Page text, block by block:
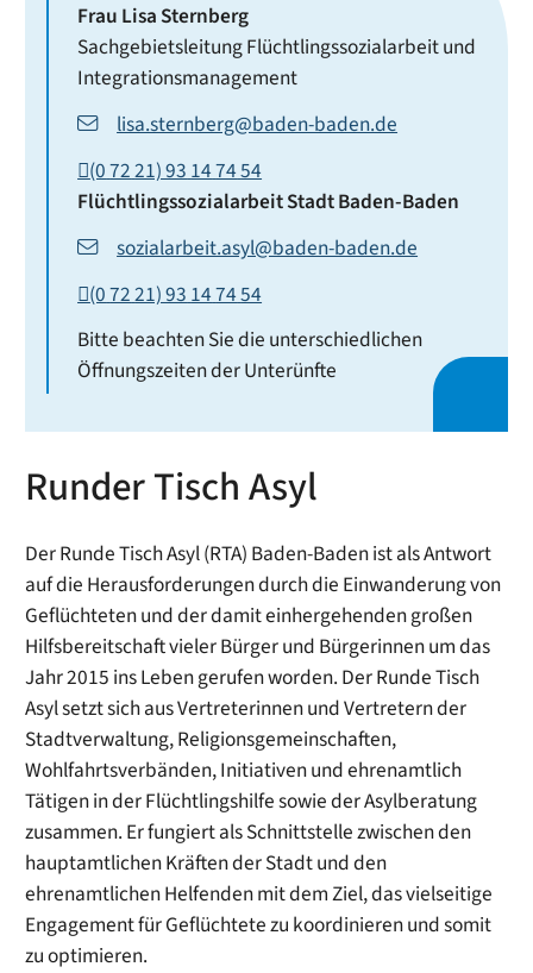
Frau LisaSternberg
Sachgebietsleitung Flüchtlingssozialarbeit und
Integrationsmanagement
lisa.sternberg@baden-baden.de
(07221) 93 147454
FlüchtlingssozialarbeitStadt Baden-Baden
sozialarbeit.asyl@baden-baden.de
(07221) 93 147454
Bitte beachten Sie die unterschiedlichen
Öffnungszeiten der Unterünfte
Runder Tisch Asyl
Der Runde Tisch Asyl (RTA) Baden-Baden ist als Antwort
auf die Herausforderungen durch die Einwanderung von
Geflüchteten und der damit einhergehenden großen
Hilfsbereitschaft vieler Bürger und Bürgerinnen um das
Jahr 2015 ins Leben gerufen worden. Der Runde Tisch
Asyl setzt sich aus Vertreterinnen und Vertretern der
Stadtverwaltung, Religionsgemeinschaften,
Wohlfahrtsverbänden, Initiativen und ehrenamtlich
Tätigen in der Flüchtlingshilfe sowie der Asylberatung
zusammen. Er fungiert als Schnittstelle zwischen den
hauptamtlichen Kräften der Stadt und den
ehrenamtlichen Helfenden mit dem Ziel, das vielseitige
Engagement für Geflüchtete zu koordinieren und somit
zu optimieren.